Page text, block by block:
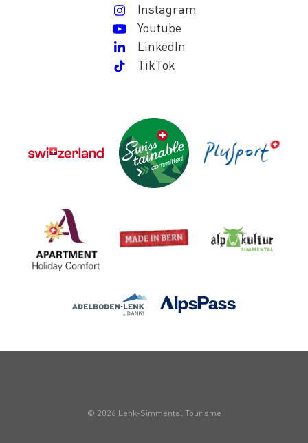
Instagram
Youtube
LinkedIn
TikTok
© 2026 Lenk-Simmental Tourisme